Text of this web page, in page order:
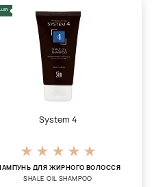
System 4
ДЛЯ ЖИРНОГО ВОЛОССЯ
SHALE OIL SHAMPOO